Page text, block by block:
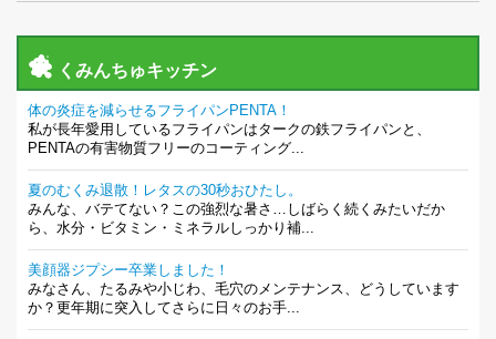
くみんちゅキッチン
体の炎症を減らせるフライパンPENTA！
私が長年愛用しているフライパンはタークの鉄フライパンと、
PENTAの有害物質フリーのコーティング...
夏のむくみ退散！レタスの30秒おひたし。
みんな、バテてない？この強烈な暑さ…しばらく続くみたいだか
ら、水分・ビタミン・ミネラルしっかり補...
美顔器ジプシー卒業しました！
みなさん、たるみや小じわ、毛穴のメンテナンス、どうしています
か？更年期に突入してさらに日々のお手...